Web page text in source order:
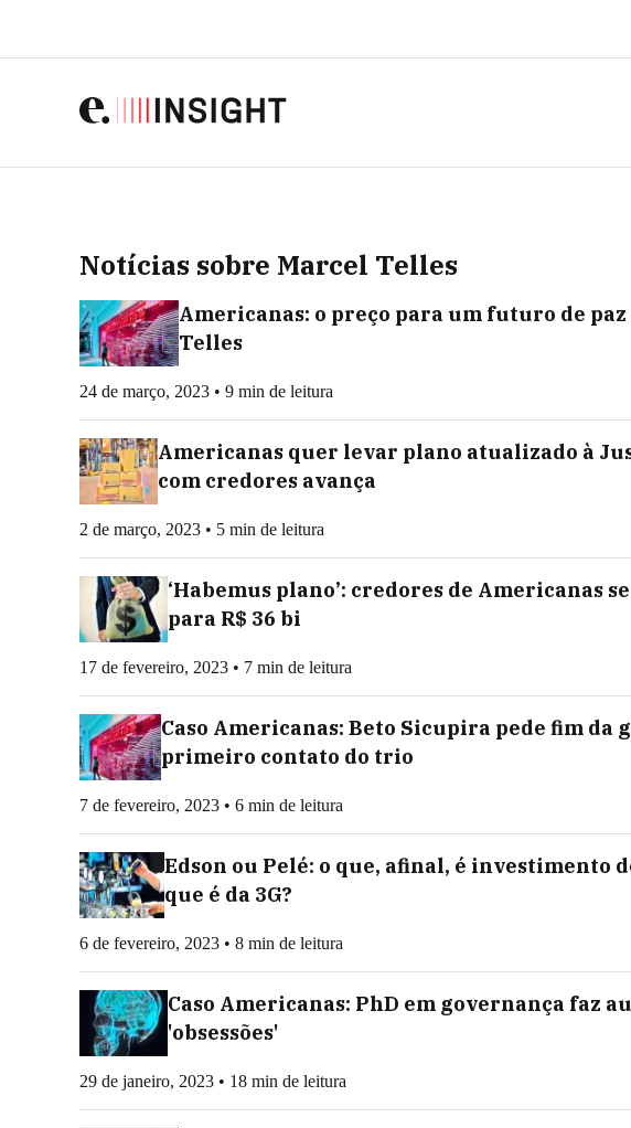
Notícias sobre Marcel Telles
Americanas: o preço para um futuro de
Telles
24 de março, 2023 • 9 min de leitura
Americanas quer levar plano atualizado à
com credores avança
2 de março, 2023 • 5 min de leitura
‘Habemus plano’: credores de Americanas
para R$ 36 bi
17 de fevereiro, 2023 • 7 min de leitura
Caso Americanas: Beto Sicupira pede fim da
primeiro contato do trio
7 de fevereiro, 2023 • 6 min de leitura
Edson ou Pelé: o que, afinal, é investimento
que é da 3G?
6 de fevereiro, 2023 • 8 min de leitura
Caso Americanas: PhD em governança faz
'obsessões'
29 de janeiro, 2023 • 18 min de leitura